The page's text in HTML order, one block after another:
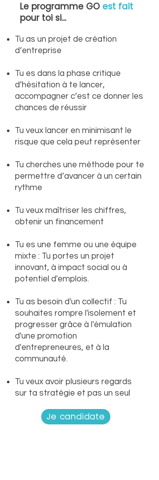
Le programme GO est fait
pour toi si...
Tu as un projet de création
d’entreprise
Tu es dans la phase critique
d’hésitation à te lancer,
accompagner c’est ce donner les
chances de réussir
Tu veux lancer en minimisant le
risque que cela peut représenter
Tu cherches une méthode pour te
permettre d’avancer à un certain
rythme
Tu veux maîtriser les chiffres,
obtenir un financement
Tu es une femme ou une équipe
mixte : Tu portes un projet
innovant, à impact social ou à
potentiel d'emplois.
Tu as besoin d'un collectif : Tu
souhaites rompre l'isolement et
progresser grâce à l'émulation
d'une promotion
d'entrepreneures, et à la
communauté.
Tu veux avoir plusieurs regards
sur ta stratégie et pas un seul
Je candidate